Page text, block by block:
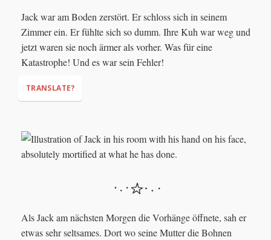
Jack war am Boden zerstört. Er schloss sich in seinem
Zimmer ein. Er fühlte sich so dumm. Ihre Kuh war weg und
jetzt waren sie noch ärmer als vorher. Was für eine
Katastrophe! Und es war sein Fehler!
TRANSLATE?
Als Jack am nächsten Morgen die Vorhänge öffnete, sah er
etwas sehr seltsames. Dort wo seine Mutter die Bohnen